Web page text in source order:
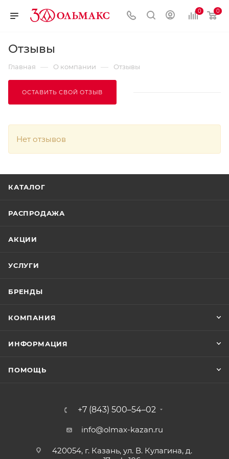
0 0
Отзывы
Главная — О компании — Отзывы
ОСТАВИТЬ СВОЙ ОТЗЫВ
Нет отзывов
КАТАЛОГ
РАСПРОДАЖА
АКЦИИ
УСЛУГИ
БРЕНДЫ
КОМПАНИЯ
ИНФОРМАЦИЯ
ПОМОЩЬ
+7 (843) 500–54–02
info@olmax-kazan.ru
420054, г. Казань, ул. В. Кулагина, д.